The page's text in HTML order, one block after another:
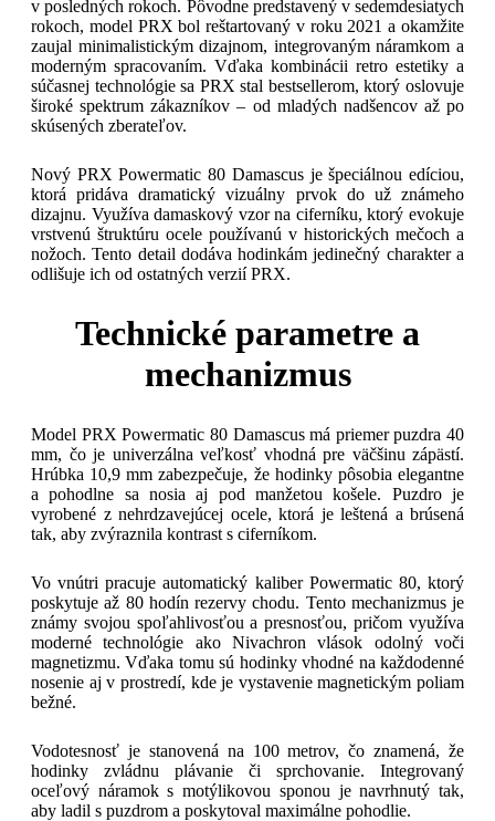
v posledných rokoch. Pôvodne predstavený v sedemdesiatych
rokoch, model PRX bol reštartovaný v roku 2021 a okamžite
zaujal minimalistickým dizajnom, integrovaným náramkom a
moderným spracovaním. Vďaka kombinácii retro estetiky a
súčasnej technológie sa PRX stal bestsellerom, ktorý oslovuje
široké spektrum zákazníkov – od mladých nadšencov až po
skúsených zberateľov.
Nový PRX Powermatic 80 Damascus je špeciálnou edíciou,
ktorá pridáva dramatický vizuálny prvok do už známeho
dizajnu. Využíva damaskový vzor na ciferníku, ktorý evokuje
vrstvenú štruktúru ocele používanú v historických mečoch a
nožoch. Tento detail dodáva hodinkám jedinečný charakter a
odlišuje ich od ostatných verzií PRX.
Technické parametre a
mechanizmus
Model PRX Powermatic 80 Damascus má priemer puzdra 40
mm, čo je univerzálna veľkosť vhodná pre väčšinu zápästí.
Hrúbka 10,9 mm zabezpečuje, že hodinky pôsobia elegantne
a pohodlne sa nosia aj pod manžetou košele. Puzdro je
vyrobené z nehrdzavejúcej ocele, ktorá je leštená a brúsená
tak, aby zvýraznila kontrast s ciferníkom.
Vo vnútri pracuje automatický kaliber Powermatic 80, ktorý
poskytuje až 80 hodín rezervy chodu. Tento mechanizmus je
známy svojou spoľahlivosťou a presnosťou, pričom využíva
moderné technológie ako Nivachron vlások odolný voči
magnetizmu. Vďaka tomu sú hodinky vhodné na každodenné
nosenie aj v prostredí, kde je vystavenie magnetickým poliam
bežné.
Vodotesnosť je stanovená na 100 metrov, čo znamená, že
hodinky zvládnu plávanie či sprchovanie. Integrovaný
oceľový náramok s motýlikovou sponou je navrhnutý tak,
aby ladil s puzdrom a poskytoval maximálne pohodlie.